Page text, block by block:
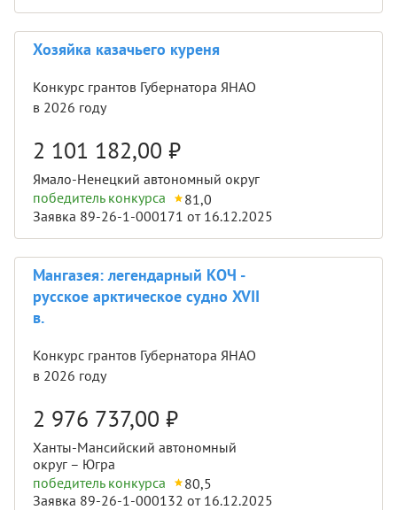
Хозяйка казачьего куреня
Конкурс грантов Губернатора ЯНАО
в 2026 году
2 101 182,00 ₽
Ямало-Ненецкий автономный округ
победитель конкурса
81,0
Заявка 89-26-1-000171 от 16.12.2025
Мангазея: легендарный КОЧ -
русское арктическое судно XVII
в.
Конкурс грантов Губернатора ЯНАО
в 2026 году
2 976 737,00 ₽
Ханты-Мансийский автономный
округ – Югра
победитель конкурса
80,5
Заявка 89-26-1-000132 от 16.12.2025